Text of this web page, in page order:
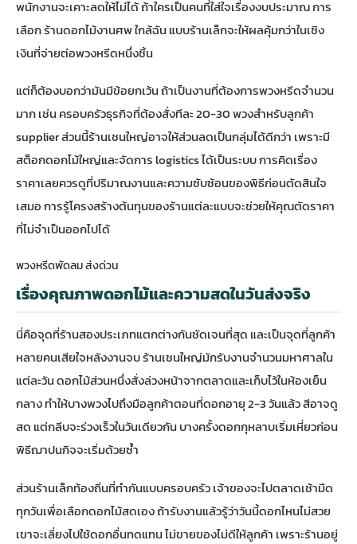
พนักงานจะเคาะลดให้ไม่ได้ ถ้าใครเป็นคนที่ใส่ใจเรื่องงบประมาณ การ
เลือกร้านดอกไม้งานศพ ใกล้ฉันแบบร้านเล็กจะให้ผลคุ้มกว่าในเชิง
เงินที่จ่ายต่อพวงหรีดหนึ่งชิ้น
แต่ก็ต้องบอกว่ามันมีข้อยกเว้น ถ้าเป็นงานที่ต้องการพวงหรีดจำนวน
มาก เช่น ครอบครัวธุรกิจที่ต้องสั่งทีละ 20-30 พวงสำหรับลูกค้า
supplier ส่วนนี้ร้านเชนใหญ่อาจให้ส่วนลดเป็นกลุ่มได้ดีกว่า เพราะมี
สต็อกดอกไม้ใหญ่และจัดการ logistics ได้เป็นระบบ การคิดเรื่อง
ราคาเลยควรดูที่ปริมาณงานและความซับซ้อนของพิธีก่อนตัดสินใจ
เสมอ การรู้โครงสร้างต้นทุนของร้านแต่ละแบบจะช่วยให้คุณตัดราคา
ที่ไม่จำเป็นออกไปได้
พวงหรีดพัดลม ส่งด่วน
เรื่องคุณภาพดอกไม้และความสดในวันส่งจริง
นี่คือจุดที่ร้านสองประเภทแตกต่างกันชัดเจนที่สุด และเป็นจุดที่ลูกค้า
หลายคนเสียใจหลังงานจบ ร้านเชนใหญ่มักรับงานจำนวนมหาศาลใน
แต่ละวัน ดอกไม้ส่วนหนึ่งสั่งล่วงหน้าจากตลาดและเก็บไว้ในห้องเย็น
กลาง ทำให้บางพวงไปถึงมือลูกค้าตอนที่ดอกอายุ 2-3 วันแล้ว สีอาจดู
สด แต่กลีบจะร่วงเร็วในวันเดียวกัน บางครั้งดอกกุหลาบเริ่มเหี่ยวก่อน
พิธีฌาปนกิจจะเริ่มด้วยซ้ำ
ส่วนร้านเล็กท้องถิ่นที่ทำกันแบบครอบครัว เจ้าของจะไปตลาดเช้ามืด
ทุกวันเพื่อเลือกดอกไม้สดเอง ถ้ารับงานแล้วรู้ว่าวันนี้ดอกไหนไม่สวย
เขาจะเลี่ยงไปใช้ดอกอื่นทดแทน ไม่ขายของไม่ดีให้ลูกค้า เพราะร้านอยู่